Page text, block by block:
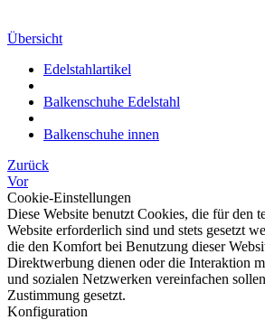
Übersicht
Edelstahlartikel
Balkenschuhe Edelstahl
Balkenschuhe innen
Zurück
Vor
Cookie-Einstellungen
Diese Website benutzt Cookies, die für den
Website erforderlich sind und stets gesetzt
die den Komfort bei Benutzung dieser
Direktwerbung dienen oder die Interaktion
und sozialen Netzwerken vereinfachen
Zustimmung gesetzt.
Konfiguration